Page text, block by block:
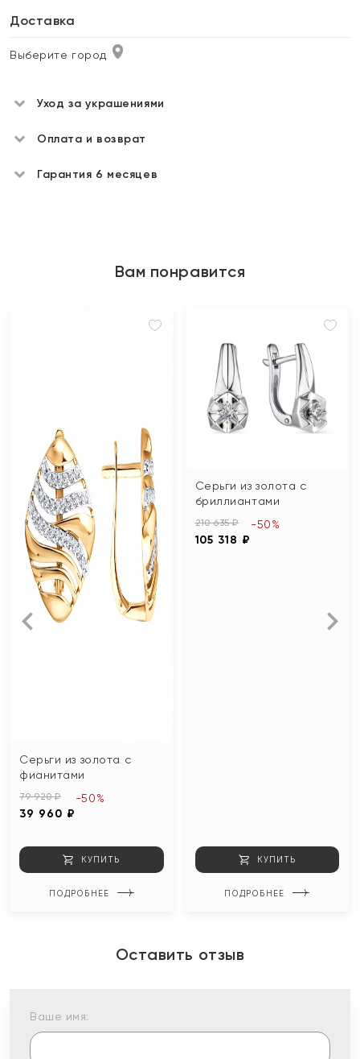
Доставка
Выберите город
Уход за украшениями
Оплата и возврат
Гарантия 6 месяцев
Вам понравится
Серьги из золота с
фианитами
79 920 ₽
39 960 ₽
-50%
КУПИТЬ
ПОДРОБНЕЕ
Серьги из золота с
бриллиантами
210 635 ₽
105 318 ₽
-50%
КУПИТЬ
ПОДРОБНЕЕ
Оставить отзыв
Ваше имя: